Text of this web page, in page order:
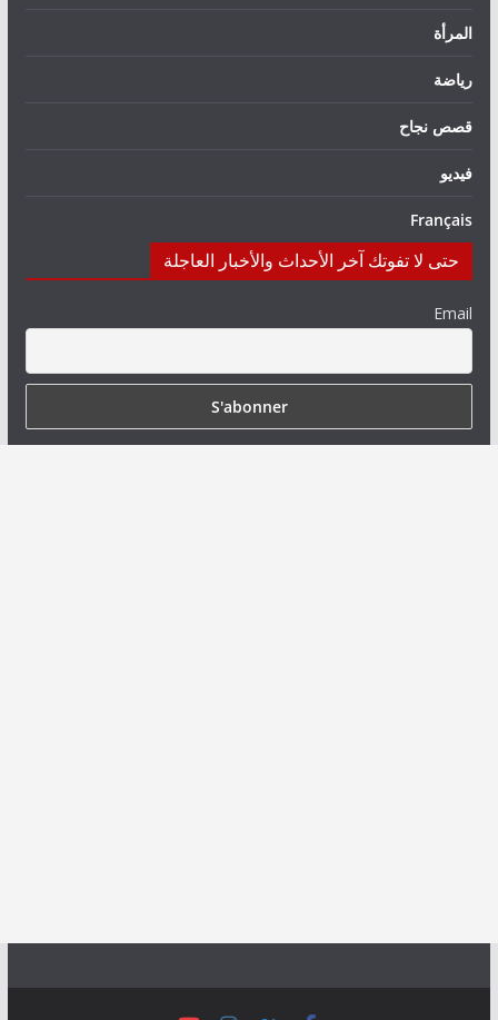
المرأة
رياضة
قصص نجاح
فيديو
Français
حتى لا تفوتك آخر الأحداث والأخبار العاجلة
Email